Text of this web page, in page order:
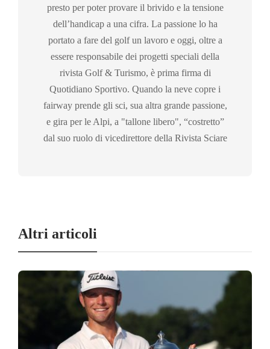
presto per poter provare il brivido e la tensione
dell’handicap a una cifra. La passione lo ha
portato a fare del golf un lavoro e oggi, oltre a
essere responsabile dei progetti speciali della
rivista Golf & Turismo, è prima firma di
Quotidiano Sportivo. Quando la neve copre i
fairway prende gli sci, sua altra grande passione,
e gira per le Alpi, a "tallone libero", “costretto”
dal suo ruolo di vicedirettore della Rivista Sciare
Altri articoli